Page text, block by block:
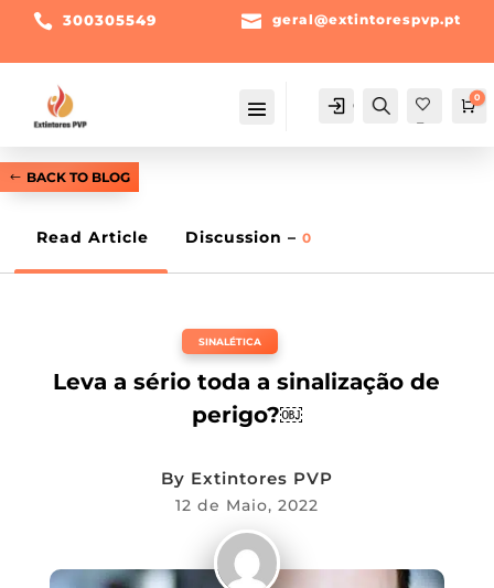
 300305549  geral@extintorespvp.pt
Conta
Pesquisa
Fav
0
BACK TO BLOG
Read Article Discussion – 0
SINALÉTICA
Leva a sério toda a sinalização de
perigo?￼
By Extintores PVP
12 de Maio, 2022